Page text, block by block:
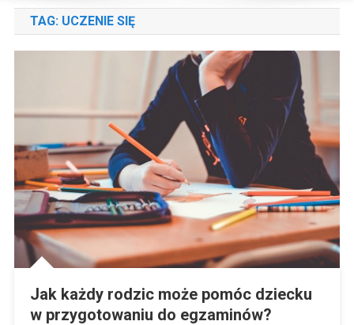
TAG: UCZENIE SIĘ
Jak każdy rodzic może pomóc dziecku
w przygotowaniu do egzaminów?